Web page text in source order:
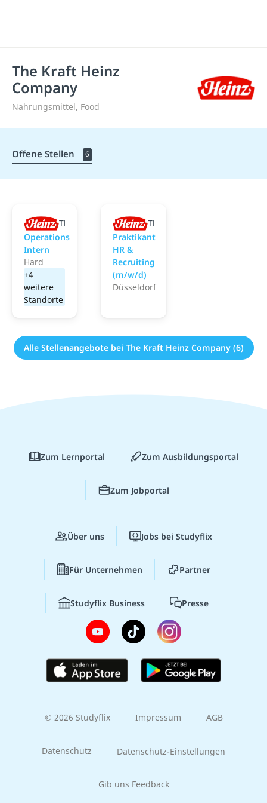
The Kraft Heinz
Company
Nahrungsmittel, Food
Offene Stellen 6
The Kraft Heinz Company
Operations
Intern
Hard
+4
weitere
Standorte
The Kraft Heinz Company
Praktikant
HR &
Recruiting
(m/w/d)
Düsseldorf
Alle Stellenangebote bei The Kraft Heinz Company (6)
Zum Lernportal Zum Ausbildungsportal
Zum Jobportal
Über uns Jobs bei Studyflix
Für Unternehmen Partner
Studyflix Business Presse
© 2026 Studyflix Impressum AGB
Datenschutz Datenschutz-Einstellungen
Gib uns Feedback